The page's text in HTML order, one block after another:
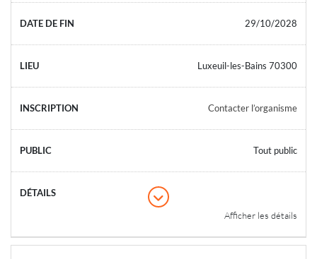
29/10/2028
Luxeuil-les-Bains 70300
Contacter l’organisme
Tout public
Afficher les détails